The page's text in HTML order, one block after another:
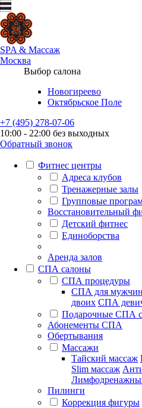
SPA & Массаж
Москва
Выбор салона
Новогиреево
Октябрьское Поле
+7 (495) 278-07-06
10:00 - 22:00 без выходных
Обратный звонок
Фитнес центры
Адреса клубов
Тренажерные залы
Групповые
Восстановительный
Детский фитнес
Единоборства
Аренда залов
СПА салоны
СПА процедуры
СПА для мужчин
двоих СПА
Подарочные СПА
Абонементы СПА
Обертывания
Массажи
Тайский массаж
Slim массаж
Пилинги
Коррекция фигуры